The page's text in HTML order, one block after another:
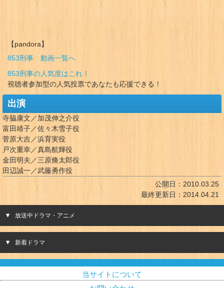
【pandora】
853刑事 動画一覧へ
853刑事の人気度はこれ！
視聴者参加型の人気投票であなたも応援できる！
出演
寺脇康文／加茂伸之介役
富田靖子／佐々木雪子役
菅原大吉／浜育実役
戸次重幸／真島航輝役
金田明夫／三原脩太郎役
田辺誠一／武藤勇作役
公開日： 2010.03.25
最終更新日： 2014.04.21
放送中ドラマ・アニメ
新着ドラマ
当サイトについて